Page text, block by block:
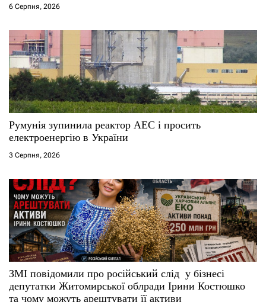
6 Серпня, 2026
Румунія зупинила реактор АЕС і просить
електроенергію в України
3 Серпня, 2026
ЗМІ повідомили про російський слід у бізнесі
депутатки Житомирської облради Ірини Костюшко
та чому можуть арештувати її активи